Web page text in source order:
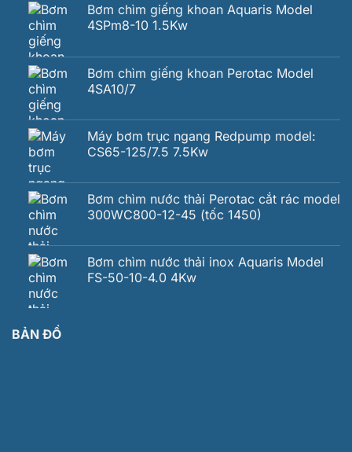
Bơm chìm giếng khoan Aquaris Model
4SPm8-10 1.5Kw
Bơm chìm giếng khoan Perotac Model
4SA10/7
Máy bơm trục ngang Redpump model:
CS65-125/7.5 7.5Kw
Bơm chìm nước thải Perotac cắt rác model
300WC800-12-45 (tốc 1450)
Bơm chìm nước thải inox Aquaris Model
FS-50-10-4.0 4Kw
BẢN ĐỒ